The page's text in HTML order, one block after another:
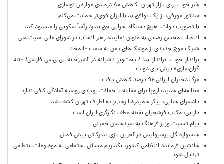
خبر خوب برای بازار تهران؛ کاهش ۸۰ درصدی عوارض نوسازی
سناتور مورفی: از یک توافق بد با ایران قوی‌تر حمایت می‌کنم
با تصویب دولت، هیچ دستگاه اجرایی حق ندارد رأساً سکویی را مسدود کند
انتصاب محسن رضایی به عنوان نماینده رهبر انقلاب در شورای عالی امنیت ملی
شلیک موج جدیدی از موشک‌های یمن به سمت «المخا»
برانداز خوب، برانداز بد! / پخت‌وپز ناشیانه در آشپزخانه‌ بی‌بی‌سی فارسی/ «تله
گران‌سازی» پیش پای دولت
مرگ دختران ایرانی ۹۶ درصد کاهش یافت
مطالعه‌ای جدید: اروپا برای مقابله با حملات پهپادی روسیه آمادگی کافی ندارد
دادسرای جنایی: پیکر حمیدرضا رجب‌زاده اطراف تهران کشف شد
دارابی: مکتب فرشچیان نقطه عطف نگارگری ایران است
پیام تسلیت وزیر فرهنگ به سیدحسن خمینی
جشنواره گل پرسپولیس در آخرین بازی تدارکاتی پیش فصل
جانشین فرمانده انتظامی کشور: نگذاریم مسائل اجتماعی به موضوعات انتظامی
تبدیل شود